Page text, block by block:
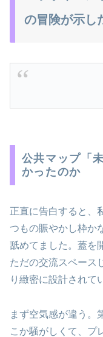
の冒険が示し
公共マップ「
かったのか
正直に告白すると
つもの賑やかし枠か
舐めてました。蓋を
ただの交流スペース
り緻密に設計されて
まず空気感が違う。
こか騒がしくて、プ